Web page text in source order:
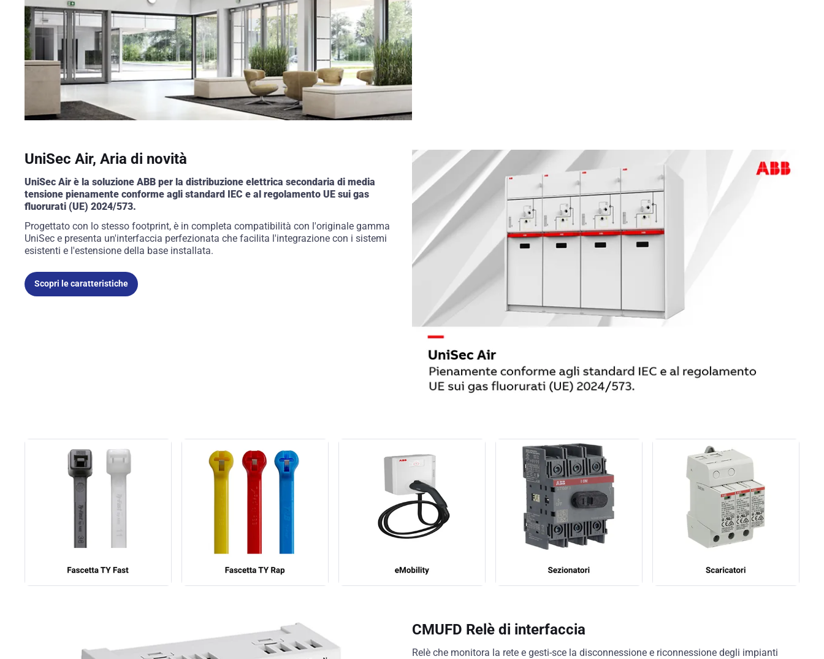
UniSec Air, Aria di novità
UniSec Air è la soluzione ABB per la distribuzione elettrica secondaria di media
tensione pienamente conforme agli standard IEC e al regolamento UE sui gas
fluorurati (UE) 2024/573.
Progettato con lo stesso footprint, è in completa compatibilità con l'originale gamma
UniSec e presenta un'interfaccia perfezionata che facilita l'integrazione con i sistemi
esistenti e l'estensione della base installata.
Scopri le caratteristiche
CMUFD Relè di interfaccia
Relè che monitora la rete e gesti-sce la disconnessione e riconnessione degli impianti